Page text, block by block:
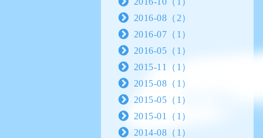
2016-08（2）
2016-07（1）
2016-05（1）
2015-11（1）
2015-08（1）
2015-05（1）
2015-01（1）
2014-08（1）